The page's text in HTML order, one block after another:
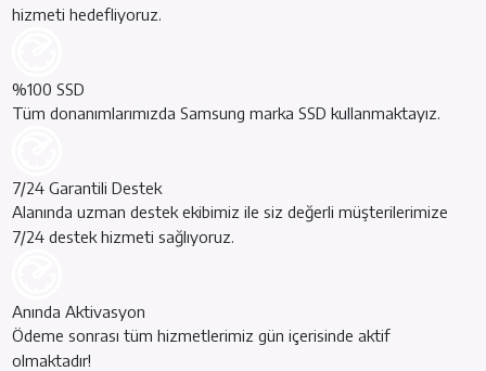
hizmeti hedefliyoruz.
%100 SSD
Tüm donanımlarımızda Samsung marka SSD kullanmaktayız.
7/24 Garantili Destek
Alanında uzman destek ekibimiz ile siz değerli müşterilerimize
7/24 destek hizmeti sağlıyoruz.
Anında Aktivasyon
Ödeme sonrası tüm hizmetlerimiz gün içerisinde aktif
olmaktadır!